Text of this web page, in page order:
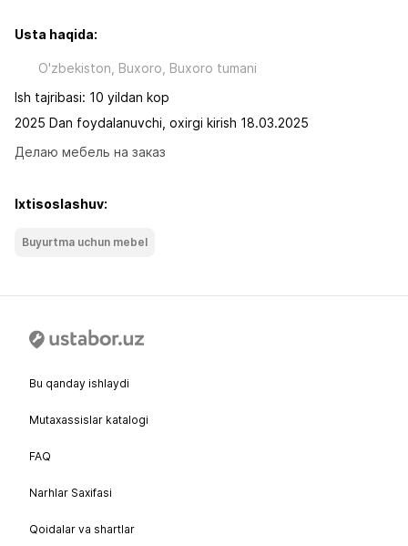
Usta haqida:
O'zbekiston, Buxoro, Buxoro tumani
Ish tajribasi: 10 yildan kop
2025 Dan foydalanuvchi, oxirgi kirish 18.03.2025
Делаю мебель на заказ
Ixtisoslashuv:
Buyurtma uchun mebel
Bu qanday ishlaydi
Mutaxassislar katalogi
FAQ
Narhlar Saxifasi
Qoidalar va shartlar